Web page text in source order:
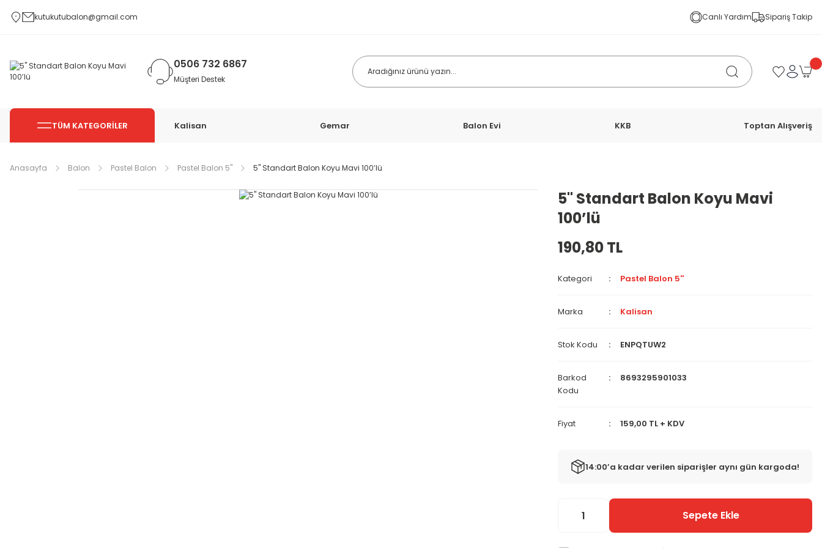
kutukutubalon@gmail.com Canlı Yardım Sipariş Takip
0506 732 6867
Müşteri Destek
TÜM KATEGORİLER Kalisan Gemar Balon Evi KKB Toptan Alışveriş
Anasayfa Balon Pastel Balon Pastel Balon 5'' 5'' Standart Balon Koyu Mavi 100’lü
5'' Standart Balon Koyu Mavi
100’lü
190,80 TL
Kategori Pastel Balon 5''
Marka Kalisan
Stok Kodu ENPQTUW2
Barkod
Kodu
8693295901033
Fiyat 159,00 TL + KDV
14:00’a kadar verilen siparişler aynı gün kargoda!
Sepete Ekle